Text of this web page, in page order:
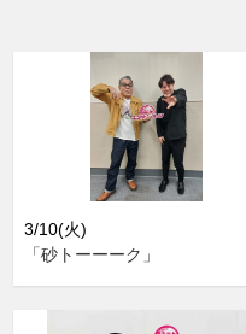
3/10(火)
「砂トーーーク」